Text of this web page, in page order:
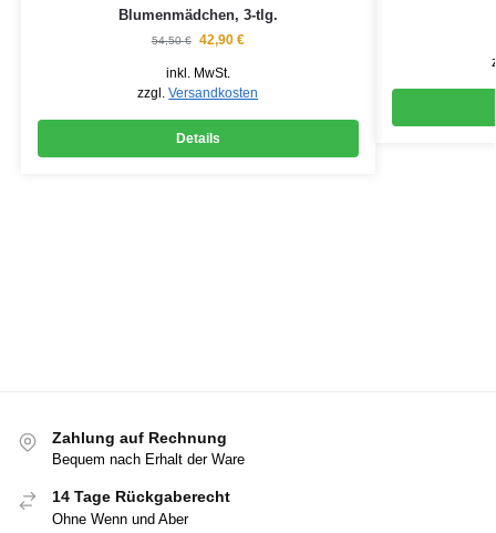
Blumenmädchen, 3-tlg.
54,50€ 42,90 €
inkl. MwSt.
zzgl.Versandkosten
Details
Zahlung auf Rechnung
Bequem nach Erhalt der Ware
14 Tage Rückgaberecht
Ohne Wenn und Aber